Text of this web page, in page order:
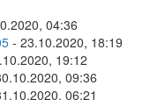
04:36
- 23.10.2020, 18:19
19:12
09:36
06:21